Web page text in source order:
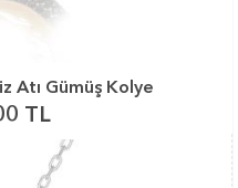
Atı Gümüş Kolye
TL